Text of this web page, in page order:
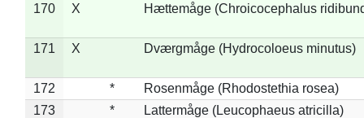
170
X Hættemåge (Chroicocephalus
171 X Dværgmåge (Hydrocoloeus minutus)
172 *
Rosenmåge (Rhodostethia rosea)
173
*
Lattermåge (Leucophaeus atricilla)